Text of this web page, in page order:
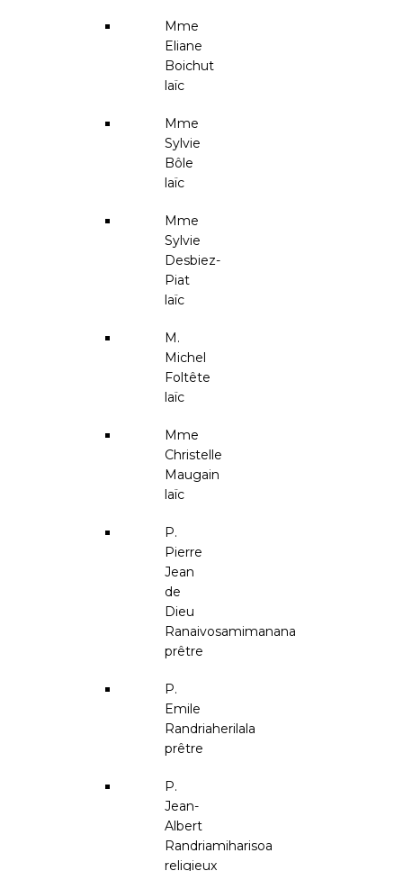
Mme
Eliane
Boichut
laïc
Mme
Sylvie
Bôle
laïc
Mme
Sylvie
Desbiez-
Piat
laïc
M.
Michel
Foltête
laïc
Mme
Christelle
Maugain
laïc
P.
Pierre
Jean
de
Dieu
Ranaivosamimanana
prêtre
P.
Emile
Randriaherilala
prêtre
P.
Jean-
Albert
Randriamiharisoa
religieux